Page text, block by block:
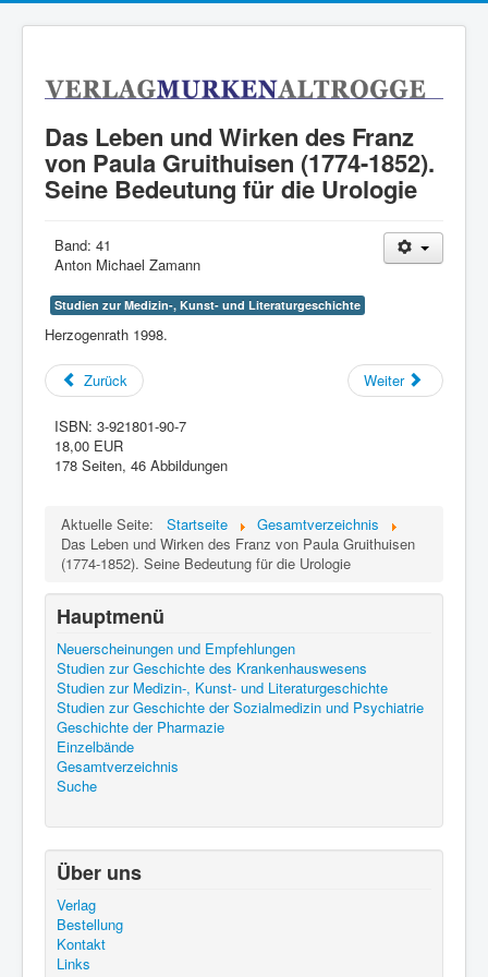
Das Leben und Wirken des Franz
von Paula Gruithuisen (1774-1852).
Seine Bedeutung für die Urologie
Band: 41
Anton Michael Zamann
Studien zur Medizin-, Kunst- und Literaturgeschichte
Herzogenrath 1998.
Zurück Weiter
ISBN: 3-921801-90-7
18,00 EUR
178 Seiten, 46 Abbildungen
Aktuelle Seite: Startseite
Gesamtverzeichnis
Das Leben und Wirken des Franz von Paula Gruithuisen
(1774-1852). Seine Bedeutung für die Urologie
Hauptmenü
Neuerscheinungen und Empfehlungen
Studien zur Geschichte des Krankenhauswesens
Studien zur Medizin-, Kunst- und Literaturgeschichte
Studien zur Geschichte der Sozialmedizin und Psychiatrie
Geschichte der Pharmazie
Einzelbände
Gesamtverzeichnis
Suche
Über uns
Verlag
Bestellung
Kontakt
Links